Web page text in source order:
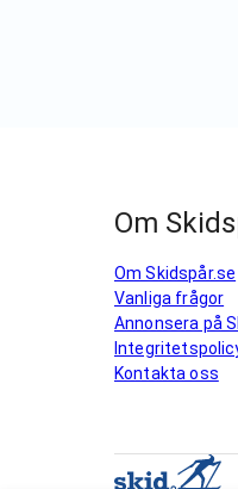
Om
Om Skidspår.se
Vanliga frågor
Annonsera på
Kontakta oss